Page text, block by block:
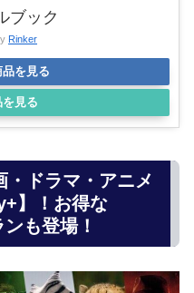
ブック
Rinker
を見る
見る
・ドラマ・アニメ
】！お得な
も登場！